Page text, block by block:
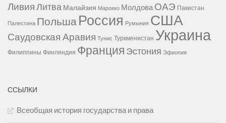
ЛивияЛитва Малайзия Марокко Молдова ОАЭ Пакистан
Палестина Польша Россия Румыния США
Саудовская Аравия Тунис Туркменистан Украина
Филиппины Финляндия Франция Эстония Эфиопия
ССЫЛКИ
Всеобщая история государства и права